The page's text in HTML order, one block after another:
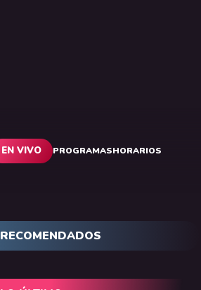
EN VIVO PROGRAMASHORARIOS
RECOMENDADOS